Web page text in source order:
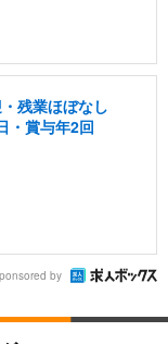
残業ほぼなし
・賞与年2回
by